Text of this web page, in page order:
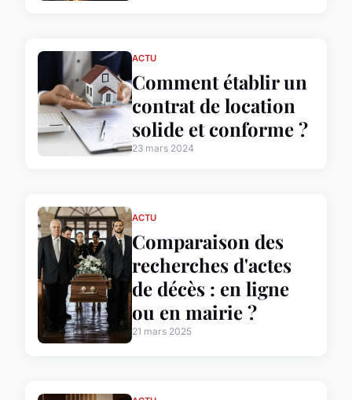
ACTU
Comment établir un
contrat de location
solide et conforme ?
23 mars 2024
ACTU
Comparaison des
recherches d'actes
de décès : en ligne
ou en mairie ?
21 mars 2025